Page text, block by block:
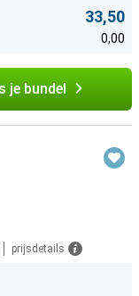
33,50
0,00
je bundel
prijsdetails